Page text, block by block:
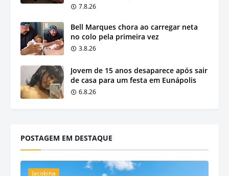
7.8.26
Bell Marques chora ao carregar neta
no colo pela primeira vez
3.8.26
Jovem de 15 anos desaparece após sair
de casa para um festa em Eunápolis
6.8.26
POSTAGEM EM DESTAQUE
Jacobina